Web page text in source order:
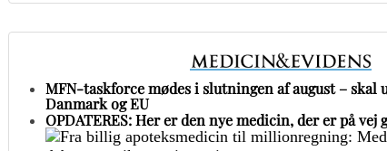
MFN-taskforce mødes i slutningen af august – skal
Danmark og EU
OPDATERES: Her er den nye medicin, der er på vej